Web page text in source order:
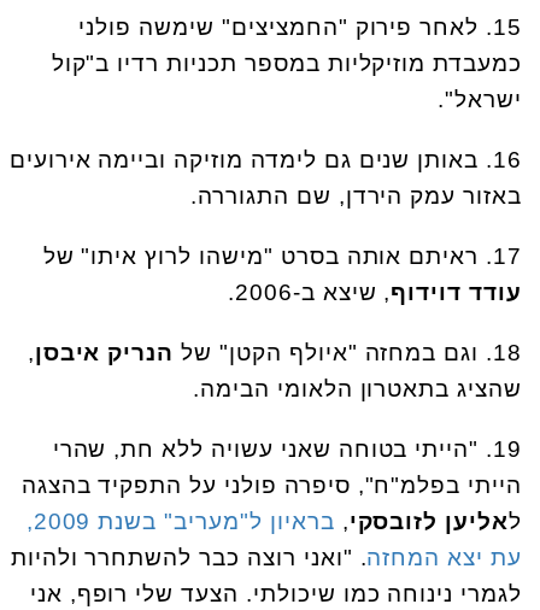
15. לאחר פירוק "החמציצים" שימשה פולני
כמעבדת מוזיקליות במספר תכניות רדיו ב"קול
ישראל".
16. באותן שנים גם לימדה מוזיקה וביימה אירועים
באזור עמק הירדן, שם התגוררה.
17. ראיתם אותה בסרט "מישהו לרוץ איתו" של
עודד דוידוף, שיצא ב-2006.
18. וגם במחזה "איולף הקטן" של הנריק איבסן,
שהציג בתאטרון הלאומי הבימה.
19. "הייתי בטוחה שאני עשויה ללא חת, שהרי
הייתי בפלמ"ח", סיפרה פולני על התפקיד בהצגה
לאליען לזובסקי,
בראיון ל"מעריב" בשנת 2009,
עת יצא המחזה. "ואני רוצה כבר להשתחרר ולהיות
לגמרי נינוחה כמו שיכולתי. הצעד שלי רופף, אני